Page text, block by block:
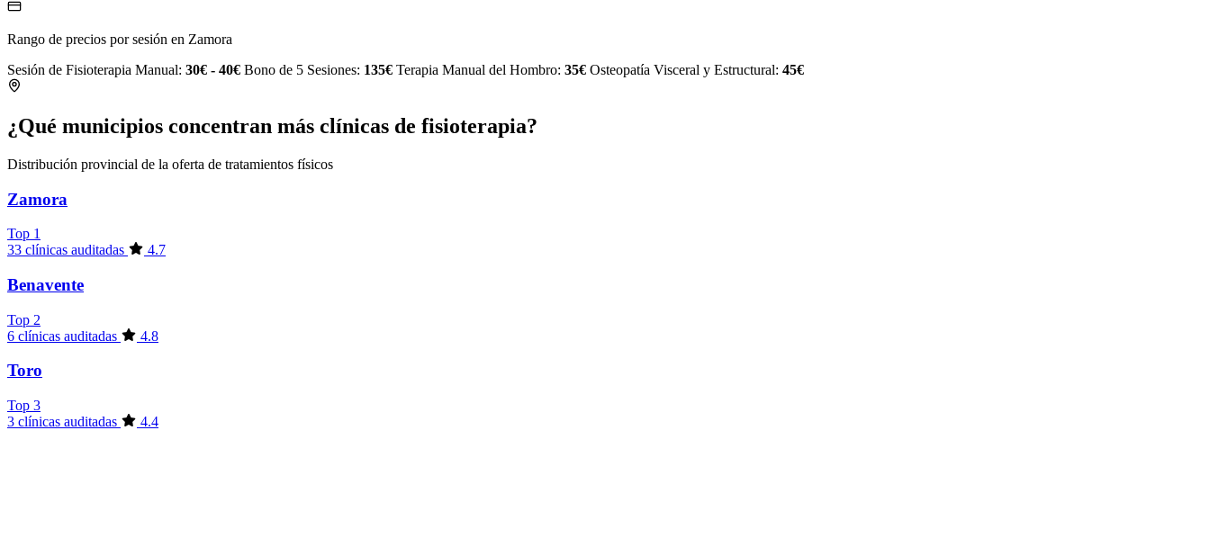
Rango de precios por sesión en Zamora
Sesión de Fisioterapia Manual: 30€ - 40€ Bono de 5 Sesiones: 135€ Terapia Manual del Hombro: 35€ Osteopatía Visceral y Estructural: 45€
¿Qué municipios concentran más clínicas de fisioterapia?
Distribución provincial de la oferta de tratamientos físicos
Zamora
Top 1
33 clínicas auditadas
4.7
Benavente
Top 2
6 clínicas auditadas
4.8
Toro
Top 3
3 clínicas auditadas
4.4